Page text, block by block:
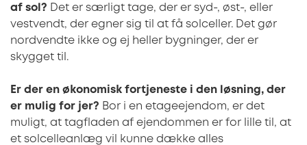
af sol? Det er særligt tage, der er syd-, øst-, eller
vestvendt, der egner sig til at få solceller. Det gør
nordvendte ikke og ej heller bygninger, der er
skygget til.
Er der en økonomisk fortjeneste i den løsning, der
er mulig for jer? Bor i en etageejendom, er det
muligt, at tagfladen af ejendommen er for lille til, at
et solcelleanlæg vil kunne dække alles